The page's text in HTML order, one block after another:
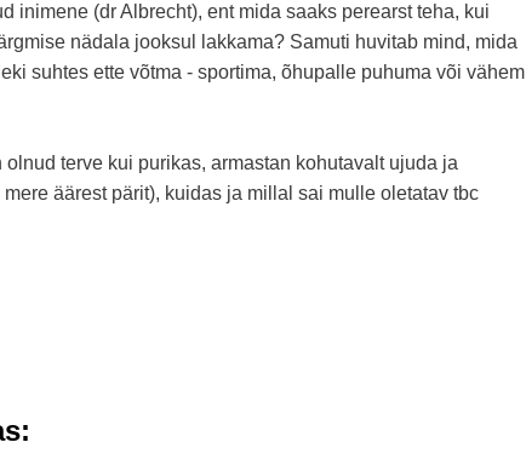
inimene (dr Albrecht), ent mida saaks perearst teha, kui
nädala jooksul lakkama? Samuti huvitab mind, mida
suhtes ette võtma - sportima, õhupalle puhuma või vähem
terve kui purikas, armastan kohutavalt ujuda ja
äärest pärit), kuidas ja millal sai mulle oletatav tbc